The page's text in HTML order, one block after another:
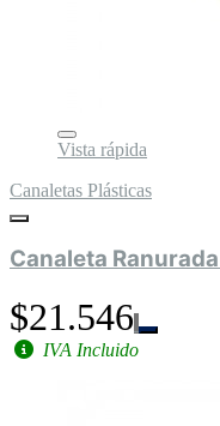
Vista rápida
Canaletas Plásticas
Canaleta
$21.546
IVA Incluido